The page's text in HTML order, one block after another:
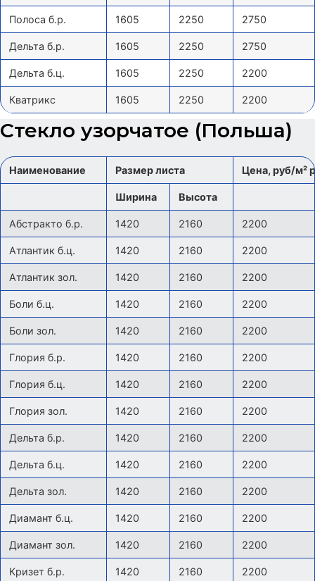
Полоса б.р. 1605 2250 2750
Дельта б.р. 1605 2250 2750
Дельта б.ц. 1605 2250 2200
Кватрикс 1605 2250 2200
Стекло узорчатое (Польша)
Наименование Размер листа Цена, руб/м²
Ширина Высота
Абстракто б.р. 1420 2160 2200
Атлантик б.ц. 1420 2160 2200
Атлантик зол. 1420 2160 2200
Боли б.ц. 1420 2160 2200
Боли зол. 1420 2160 2200
Глория б.р. 1420 2160 2200
Глория б.ц. 1420 2160 2200
Глория зол. 1420 2160 2200
Дельта б.р. 1420 2160 2200
Дельта б.ц. 1420 2160 2200
Дельта зол. 1420 2160 2200
Диамант б.ц. 1420 2160 2200
Диамант зол. 1420 2160 2200
Кризет б.р. 1420 2160 2200